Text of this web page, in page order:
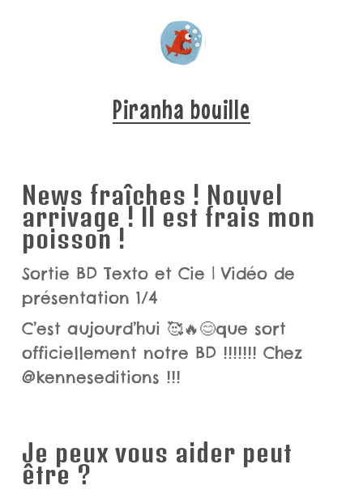
Piranha bouille
News fraîches ! Nouvel
arrivage ! Il est frais mon
poisson !
Sortie BD Texto et Cie | Vidéo de
présentation 1/4
C’est aujourd’hui 🥰🔥😊que sort
officiellement notre BD !!!!!!! Chez
@kenneseditions !!!
Je peux vous aider peut
être ?